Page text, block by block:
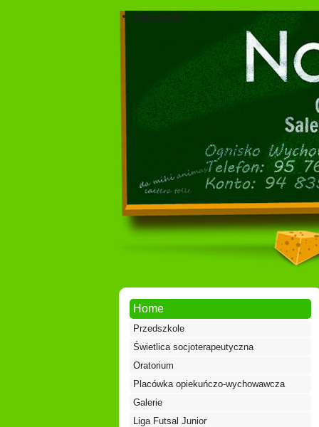
Dokumenty
Home
Przedszkole
Świetlica socjoterapeutyczna
Oratorium
Placówka opiekuńczo-wychowawcza
Galerie
Liga Futsal Junior